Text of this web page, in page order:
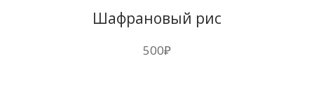
Шафрановый рис
500₽